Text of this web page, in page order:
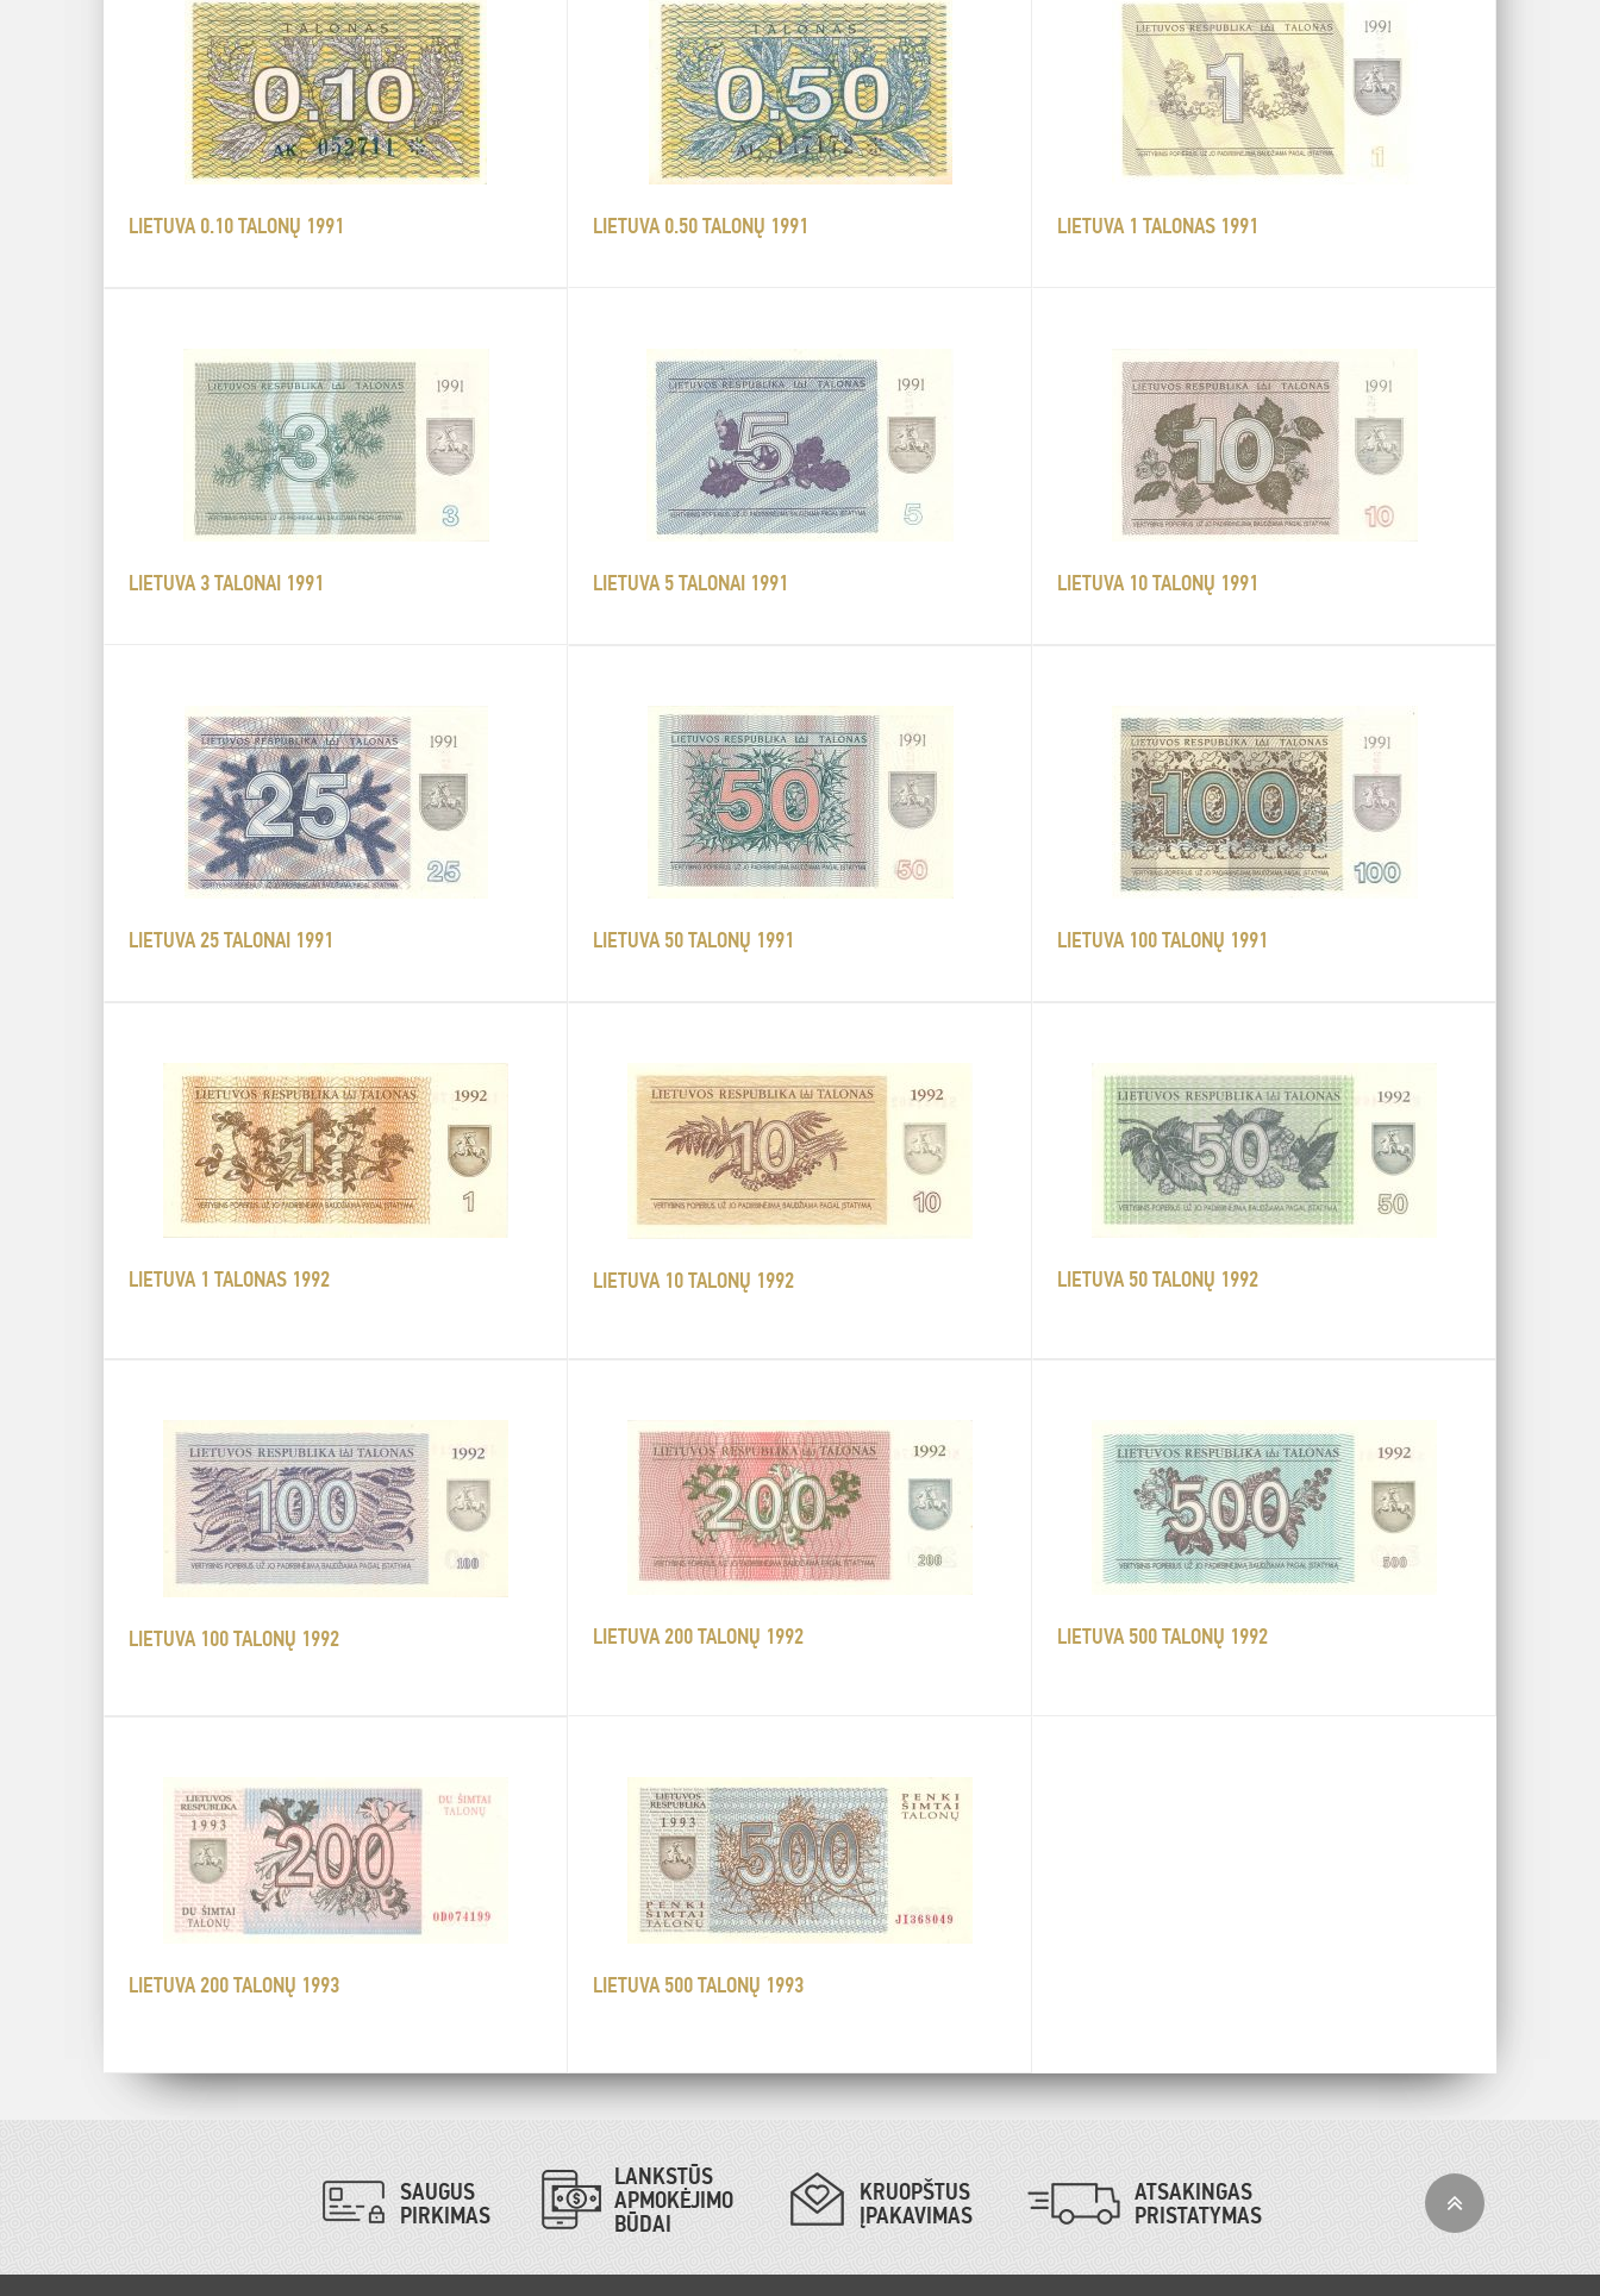
LIETUVA 0.10 TALONŲ 1991 LIETUVA 0.50 TALONŲ 1991 LIETUVA 1 TALONAS 1991
LIETUVA 3 TALONAI 1991 LIETUVA 5 TALONAI 1991 LIETUVA 10 TALONŲ 1991
LIETUVA 25 TALONAI 1991 LIETUVA 50 TALONŲ 1991 LIETUVA 100 TALONŲ 1991
LIETUVA 1 TALONAS 1992 LIETUVA 10 TALONŲ 1992 LIETUVA 50 TALONŲ 1992
LIETUVA 100 TALONŲ 1992 LIETUVA 200 TALONŲ 1992 LIETUVA 500 TALONŲ 1992
LIETUVA 200 TALONŲ 1993 LIETUVA 500 TALONŲ 1993
SAUGUS
PIRKIMAS
LANKSTŪS
APMOKĖJIMO
BŪDAI
KRUOPŠTUS
ĮPAKAVIMAS
ATSAKINGAS
PRISTATYMAS